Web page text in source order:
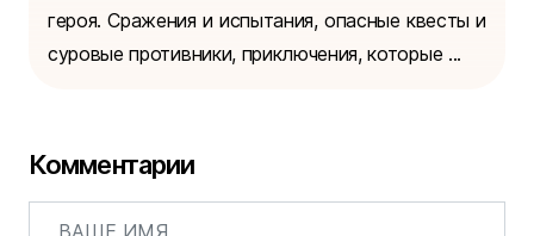
героя. Сражения и испытания, опасные квесты и
суровые противники, приключения, которые ...
Комментарии